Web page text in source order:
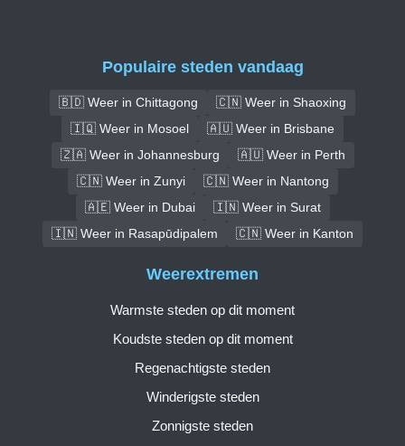
Populaire steden vandaag
🇧🇩 Weer in Chittagong
🇨🇳 Weer in Shaoxing
🇮🇶 Weer in Mosoel
🇦🇺 Weer in Brisbane
🇿🇦 Weer in Johannesburg
🇦🇺 Weer in Perth
🇨🇳 Weer in Zunyi
🇨🇳 Weer in Nantong
🇦🇪 Weer in Dubai
🇮🇳 Weer in Surat
🇮🇳 Weer in Rasapūdipalem
🇨🇳 Weer in Kanton
Weerextremen
Warmste steden op dit moment
Koudste steden op dit moment
Regenachtigste steden
Winderigste steden
Zonnigste steden